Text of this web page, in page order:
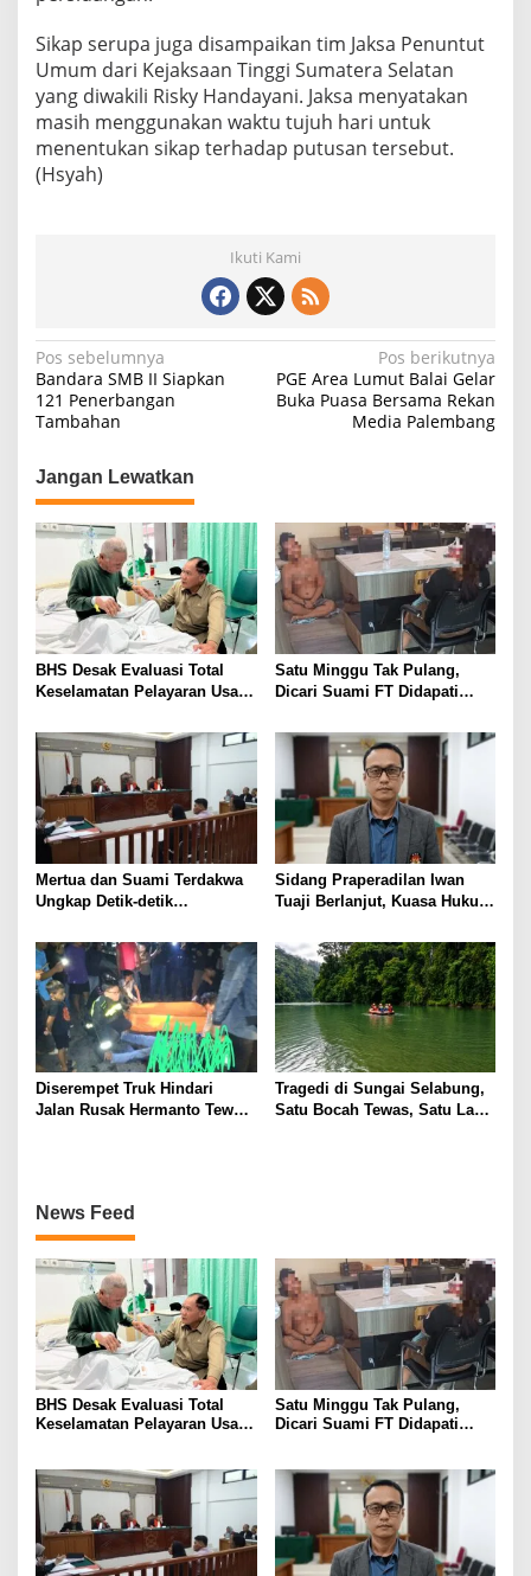
Sikap serupa juga disampaikan tim Jaksa Penuntut
Umum dari Kejaksaan Tinggi Sumatera Selatan
yang diwakili Risky Handayani. Jaksa menyatakan
masih menggunakan waktu tujuh hari untuk
menentukan sikap terhadap putusan tersebut.
(Hsyah)
Ikuti Kami
N
a
v
i
g
a
i
p
o
s
Pos sebelumnya
Bandara SMB II Siapkan
121 Penerbangan
Tambahan
Pos berikutnya
PGE Area Lumut Balai Gelar
Buka Puasa Bersama Rekan
Media Palembang
Jangan Lewatkan
BHS Desak Evaluasi Total
Keselamatan Pelayaran Usai
Sentosa 2
Satu Minggu Tak Pulang,
Dicari Suami FT Didapati
Mertua dan Suami Terdakwa
Ungkap Detik-detik
Asep di Kertapati
Sidang Praperadilan Iwan
Tuaji Berlanjut, Kuasa Hukum
Penggeledahan
Diserempet Truk Hindari
Jalan Rusak Hermanto Tewas
Tragedi di Sungai Selabung,
Satu Bocah Tewas, Satu Lagi
News Feed
BHS Desak Evaluasi Total
Keselamatan Pelayaran Usai
Satu Minggu Tak Pulang,
Dicari Suami FT Didapati